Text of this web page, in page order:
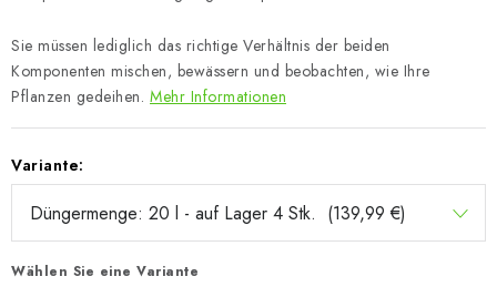
Sie müssen lediglich das richtige Verhältnis der beiden
Komponenten mischen, bewässern und beobachten, wie Ihre
Pflanzen gedeihen. Mehr Informationen
Variante:
Wählen Sie eine Variante